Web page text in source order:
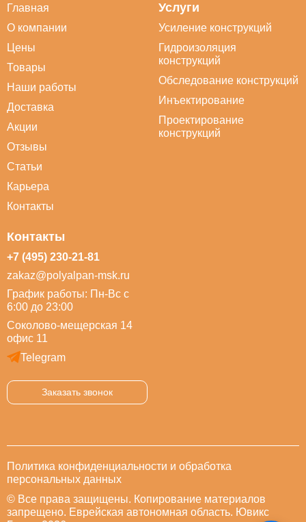
Главная
О компании
Цены
Товары
Наши работы
Доставка
Акции
Отзывы
Статьи
Карьера
Контакты
Услуги
Усиление конструкций
Гидроизоляция
конструкций
Обследование конструкций
Инъектирование
Проектирование
конструкций
Контакты
+7 (495) 230-21-81
zakaz@polyalpan-msk.ru
График работы: Пн-Вс с
6:00 до 23:00
Соколово-мещерская 14
офис 11
Telegram
Заказать звонок
Политика конфиденциальности и обработка
персональных данных
© Все права защищены. Копирование материалов
запрещено. Еврейская автономная область. Ювикс